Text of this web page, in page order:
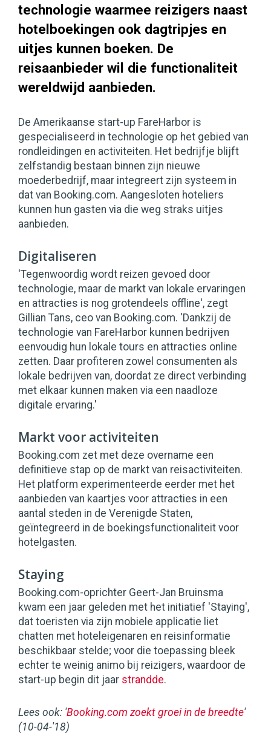
technologie waarmee reizigers naast
hotelboekingen ook dagtripjes en
uitjes kunnen boeken. De
reisaanbieder wil die functionaliteit
wereldwijd aanbieden.
De Amerikaanse start-up FareHarbor is
gespecialiseerd in technologie op het gebied van
rondleidingen en activiteiten. Het bedrijfje blijft
zelfstandig bestaan binnen zijn nieuwe
moederbedrijf, maar integreert zijn systeem in
dat van Booking.com. Aangesloten hoteliers
kunnen hun gasten via die weg straks uitjes
aanbieden.
Digitaliseren
'Tegenwoordig wordt reizen gevoed door
technologie, maar de markt van lokale ervaringen
en attracties is nog grotendeels offline', zegt
Gillian Tans, ceo van Booking.com. 'Dankzij de
technologie van FareHarbor kunnen bedrijven
eenvoudig hun lokale tours en attracties online
zetten. Daar profiteren zowel consumenten als
lokale bedrijven van, doordat ze direct verbinding
met elkaar kunnen maken via een naadloze
digitale ervaring.'
Markt voor activiteiten
Booking.com zet met deze overname een
definitieve stap op de markt van reisactiviteiten.
Het platform experimenteerde eerder met het
aanbieden van kaartjes voor attracties in een
aantal steden in de Verenigde Staten,
geïntegreerd in de boekingsfunctionaliteit voor
hotelgasten.
Staying
Booking.com-oprichter Geert-Jan Bruinsma
kwam een jaar geleden met het initiatief 'Staying',
dat toeristen via zijn mobiele applicatie liet
chatten met hoteleigenaren en reisinformatie
beschikbaar stelde; voor die toepassing bleek
echter te weinig animo bij reizigers, waardoor de
start-up begin dit jaar strandde.
Lees ook: 'Booking.com zoekt groei in de breedte'
(10-04-'18)